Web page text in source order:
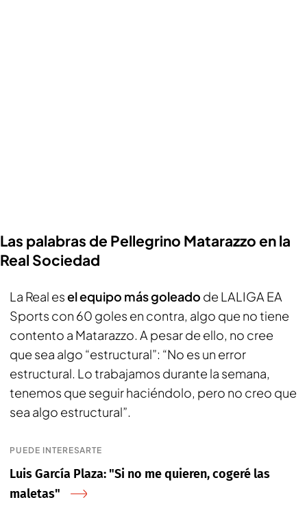
Las palabras de Pellegrino Matarazzo en la
Real Sociedad
La Real esel equipo más goleado de LALIGA EA
Sports con 60 goles en contra, algo que no tiene
contento a Matarazzo. A pesar de ello, no cree
que sea algo “estructural”: “No es un error
estructural. Lo trabajamos durante la semana,
tenemos que seguir haciéndolo, pero no creo que
sea algo estructural”.
PUEDE INTERESARTE
Luis García Plaza: "Si no me quieren, cogeré las
maletas"